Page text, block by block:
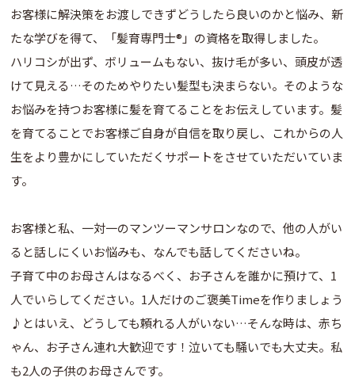
お客様に解決策をお渡しできずどうしたら良いのかと悩み、新
たな学びを得て、「髪育専門士®︎」の資格を取得しました。
ハリコシが出ず、ボリュームもない、抜け毛が多い、頭皮が透
けて見える…そのためやりたい髪型も決まらない。そのような
お悩みを持つお客様に髪を育てることをお伝えしています。髪
を育てることでお客様ご自身が自信を取り戻し、これからの人
生をより豊かにしていただくサポートをさせていただいていま
す。
お客様と私、一対一のマンツーマンサロンなので、他の人がい
ると話しにくいお悩みも、なんでも話してくださいね。
子育て中のお母さんはなるべく、お子さんを誰かに預けて、1
人でいらしてください。1人だけのご褒美Timeを作りましょう
♪とはいえ、どうしても頼れる人がいない…そんな時は、赤ち
ゃん、お子さん連れ大歓迎です！泣いても騒いでも大丈夫。私
も2人の子供のお母さんです。